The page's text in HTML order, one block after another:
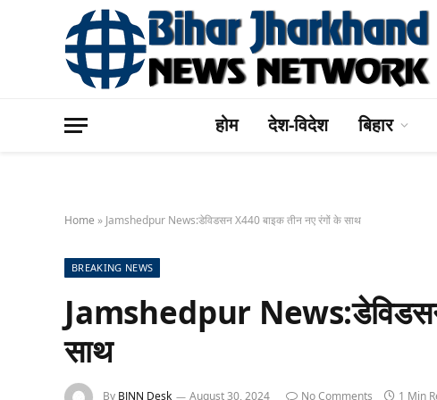
होम देश-विदेश बिहार
Home » Jamshedpur News:डेविडसन X440 बाइक तीन नए रंगों के साथ
BREAKING NEWS
Jamshedpur
साथ
By BJNN Desk August 30, 2024 No Comments 1 Min